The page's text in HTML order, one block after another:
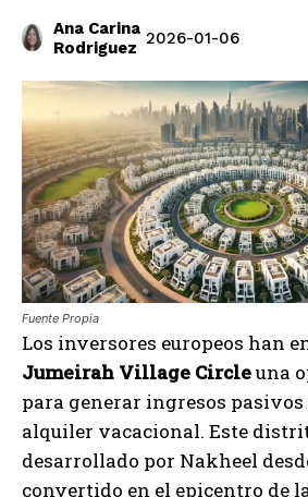
Ana Carina
Rodriguez 2026-01-06
Fuente Propia
Los inversores europeos han
Jumeirah Village Circleuna
para generar ingresos
alquiler vacacional. Este
desarrollado por Nakheel
convertido en el epicentro de